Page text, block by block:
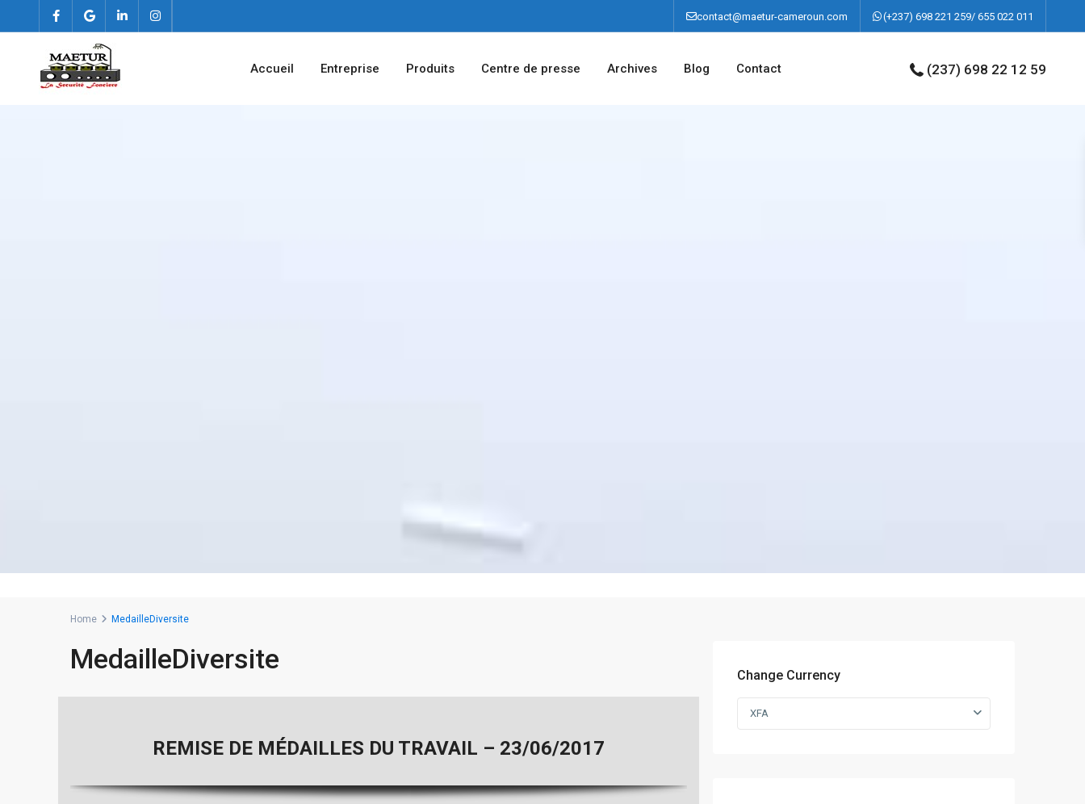
contact@maetur-cameroun.com (+237) 698 221 259/ 655 022 011
Accueil Entreprise Produits Centre de presse Archives Blog Contact (237) 698 22 12 59
Home MedailleDiversite
MedailleDiversite
REMISE DE MÉDAILLES DU TRAVAIL – 23/06/2017
Change Currency
XFA